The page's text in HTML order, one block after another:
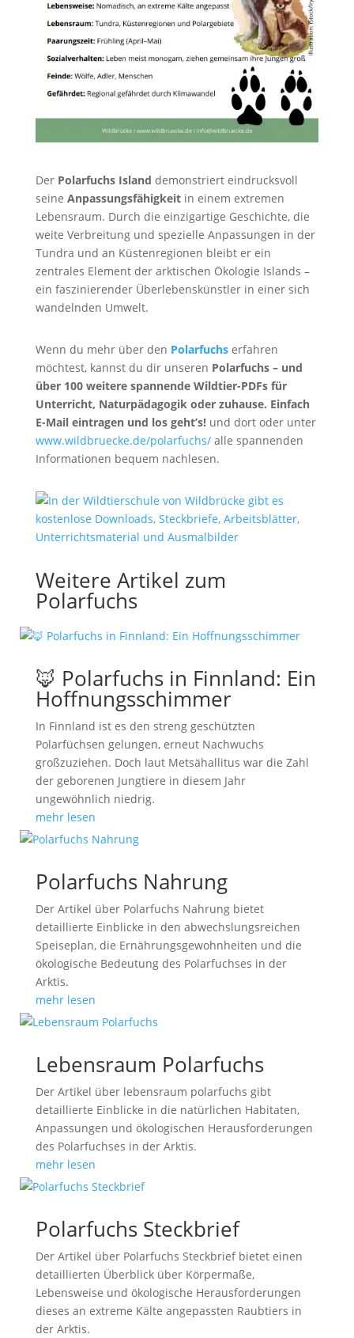
Der Polarfuchs Island demonstriert eindrucksvoll
seine Anpassungsfähigkeitin einem extremen
Lebensraum. Durch die einzigartige Geschichte, die
weite Verbreitung und spezielle Anpassungen in der
Tundra und an Küstenregionen bleibt er ein
zentrales Element der arktischen Ökologie Islands –
ein faszinierender Überlebenskünstler in einer sich
wandelnden Umwelt.
Wenn du mehr über den Polarfuchs erfahren
möchtest, kannst du dir unseren Polarfuchs – und
über 100 weitere spannende Wildtier-PDFs für
Unterricht, Naturpädagogik oder zuhause. Einfach
E-Mail eintragen und los geht’s!und dort oder unter
www.wildbruecke.de/polarfuchs/alle spannenden
Informationen bequem nachlesen.
Weitere Artikel zum
Polarfuchs
🦊 Polarfuchs in Finnland: Ein
Hoffnungsschimmer
In Finnland ist es den streng geschützten
Polarfüchsen gelungen, erneut Nachwuchs
großzuziehen. Doch laut Metsähallitus war die Zahl
der geborenen Jungtiere in diesem Jahr
ungewöhnlich niedrig.
mehr lesen
Polarfuchs Nahrung
Der Artikel über Polarfuchs Nahrung bietet
detaillierte Einblicke in den abwechslungsreichen
Speiseplan, die Ernährungsgewohnheiten und die
ökologische Bedeutung des Polarfuchses in der
Arktis.
mehr lesen
Lebensraum Polarfuchs
Der Artikel über lebensraum polarfuchs gibt
detaillierte Einblicke in die natürlichen Habitaten,
Anpassungen und ökologischen Herausforderungen
des Polarfuchses in der Arktis.
mehr lesen
Polarfuchs Steckbrief
Der Artikel über Polarfuchs Steckbrief bietet einen
detaillierten Überblick über Körpermaße,
Lebensweise und ökologische Herausforderungen
dieses an extreme Kälte angepassten Raubtiers in
der Arktis.